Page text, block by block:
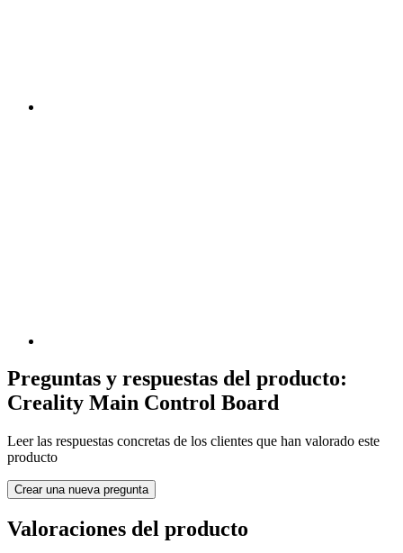
Preguntas y respuestas del producto:
Creality Main Control Board
Leer las respuestas concretas de los clientes que han valorado este
producto
Crear una nueva pregunta
Valoraciones del producto